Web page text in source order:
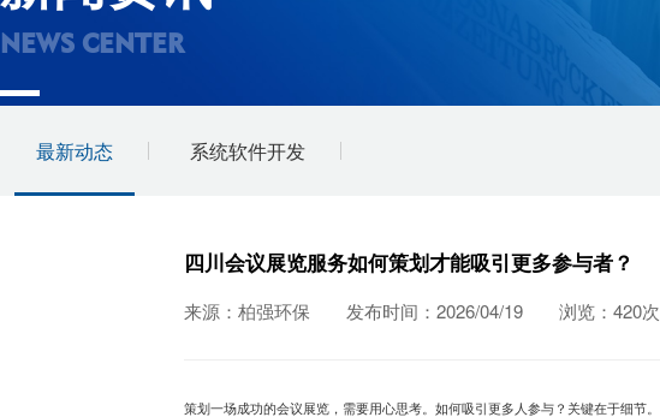
NEWS CENTER
最新动态 系统软件开发
四川会议展览服务如何策划才能吸引更多参与者？
来源：柏强环保 发布时间：2026/04/19 浏览：420次
策划一场成功的会议展览，需要用心思考。如何吸引更多人参与？关键在于细节。